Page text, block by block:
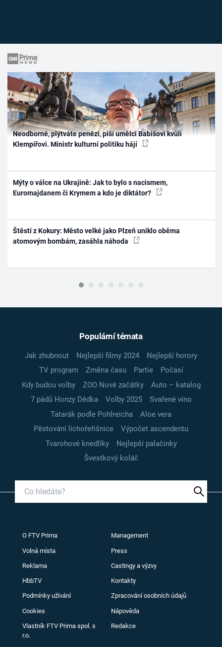
Neodborné, plýtváte penězi, píší umělci Babišovi kvůli
Klempířovi. Ministr kulturní politiku hájí
Mýty o válce na Ukrajině: Jak to bylo s nacismem,
Euromajdanem či Krymem a kdo je diktátor?
Štěstí z Kokury: Město velké jako Plzeň uniklo oběma
atomovým bombám, zasáhla náhoda
Populární témata
Jak zhubnout Nejlepší filmy 2024
Nejlepší horory
TV program
Změna času Partie
Počasí
Kdy budou volby
ZOO Nové začátky
Auto – katalog
7 pádů Honzy Dědka
Volby 2025
Svařené víno
Tatarák podle Pohlreicha
Aloe vera
Pěstování lichořeřišnice
Výpočet ascendentu
Tvarohové knedlíky
Nejlepší palačinky
Švestkový koláč
O FTV Prima Management
Volná místa Press
Reklama Castingy a výzvy
HbbTV Kontakty
Podmínky užívání Zpracování osobních údajů
Cookies Nápověda
Vlastník FTV Prima spol. s
r.o.
Redakce